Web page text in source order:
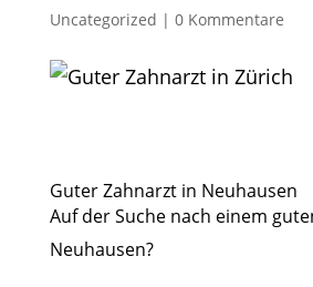
Uncategorized | 0 Kommentare
Guter Zahnarzt in Neuhausen
Auf der Suche nach einem
Neuhausen?